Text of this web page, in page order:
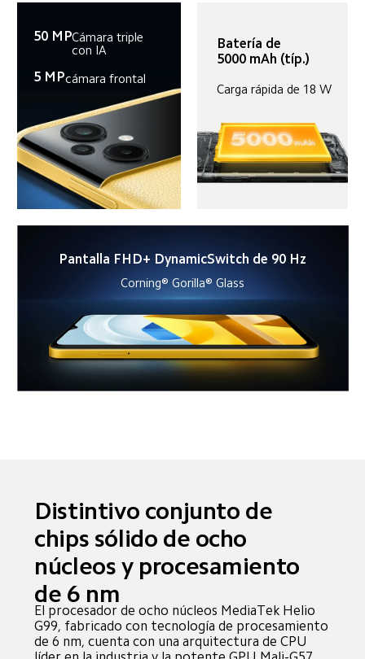
50 MPCámara triple
con IA
5 MPcámara frontal
Batería de
5000 mAh (típ.)
Carga rápida de 18 W
Pantalla FHD+ DynamicSwitch de 90 Hz
Corning® Gorilla® Glass
Distintivo conjunto de
chips sólido de ocho
núcleos y procesamiento
de 6 nm
El procesador de ocho núcleos MediaTek Helio
G99, fabricado con tecnología de procesamiento
de 6 nm, cuenta con una arquitectura de CPU